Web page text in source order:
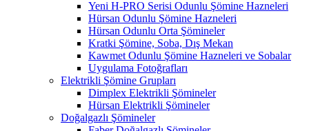
Yeni H-PRO Serisi Odunlu Şömine Hazneleri
Hürsan Odunlu Şömine Hazneleri
Hürsan Odunlu Orta Şömineler
Kratki Şömine, Soba, Dış Mekan
Kawmet Odunlu Şömine Hazneleri ve Sobalar
Uygulama Fotoğrafları
Elektrikli Şömine Grupları
Dimplex Elektrikli Şömineler
Hürsan Elektrikli Şömineler
Doğalgazlı Şömineler